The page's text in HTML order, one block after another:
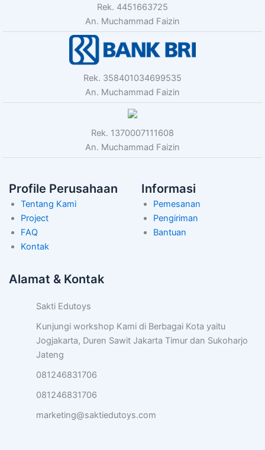
Rek. 4451663725
An. Muchammad Faizin
Rek. 358401034699535
An. Muchammad Faizin
Rek. 1370007111608
An. Muchammad Faizin
Profile Perusahaan
Tentang Kami
Project
FAQ
Kontak
Informasi
Pemesanan
Pengiriman
Bantuan
Alamat & Kontak
Sakti Edutoys
Kunjungi workshop Kami di Berbagai Kota yaitu
Jogjakarta, Duren Sawit Jakarta Timur dan Sukoharjo
Jateng
081246831706
081246831706
marketing@saktiedutoys.com